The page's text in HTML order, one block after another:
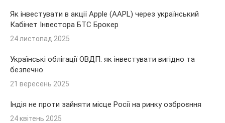
Як інвестувати в акції Apple (AAPL) через український
Кабінет Інвестора БТС Брокер
24 листопад 2025
Українські облігації ОВДП: як інвестувати вигідно та
безпечно
21 вересень 2025
Індія не проти зайняти місце Росії на ринку озброєння
24 квітень 2025